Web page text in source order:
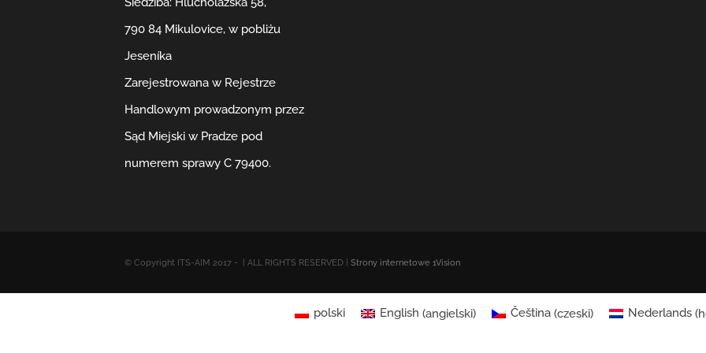
790 84 Mikulovice, w pobliżu
Jeseníka
Zarejestrowana w Rejestrze
Handlowym prowadzonym przez
Sąd Miejski w Pradze pod
numerem sprawy C 79400.
© Copyright ITS-AIM 2017 - | ALL RIGHTS RESERVED |Strony internetowe 1Vision
polski English (angielski) Čeština(czeski) Nederlands(